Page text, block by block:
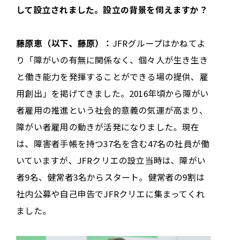
して設立されました。設立の背景を伺えますか？
藤原恵（以下、藤原）： JFRグループはかねてよ
り「障がいの有無に関係なく、個々人が生き生き
と働き能力を発揮することができる場の提供、雇
用創出」を掲げてきました。2016年頃から障がい
者雇用の推進という社会的意義の気運が高まり、
障がい者雇用の動きが活発になりました。現在
は、障害者手帳を持つ37名を含む47名の社員が働
いていますが、JFRクリエの設立当時は、障がい
者9名、健常者3名からスタート。健常者の9割は
社内公募や自己申告でJFRクリエに集まってくれ
ました。